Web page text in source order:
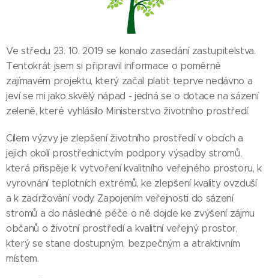
Ve středu 23. 10. 2019 se konalo zasedání zastupitelstva.
Tentokrát jsem si připravil informace o poměrně
zajímavém projektu, který začal platit teprve nedávno a
jeví se mi jako skvělý nápad - jedná se o dotace na sázení
zeleně, které vyhlásilo Ministerstvo životního prostředí.
Cílem výzvy je zlepšení životního prostředí v obcích a
jejich okolí prostřednictvím podpory výsadby stromů,
která přispěje k vytvoření kvalitního veřejného prostoru, k
vyrovnání teplotních extrémů, ke zlepšení kvality ovzduší
a k zadržování vody. Zapojením veřejnosti do sázení
stromů a do následné péče o ně dojde ke zvýšení zájmu
občanů o životní prostředí a kvalitní veřejný prostor,
který se stane dostupným, bezpečným a atraktivním
místem.